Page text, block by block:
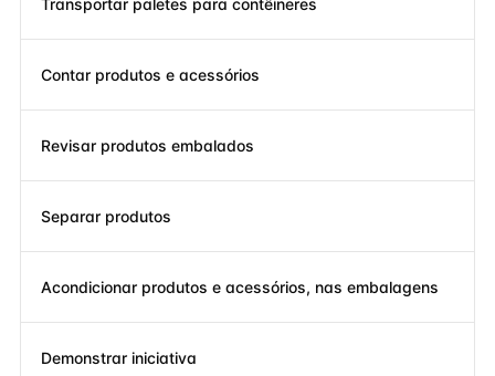
Contar produtos e acessórios
Revisar produtos embalados
Separar produtos
Acondicionar produtos e acessórios, nas embalagens
Demonstrar iniciativa